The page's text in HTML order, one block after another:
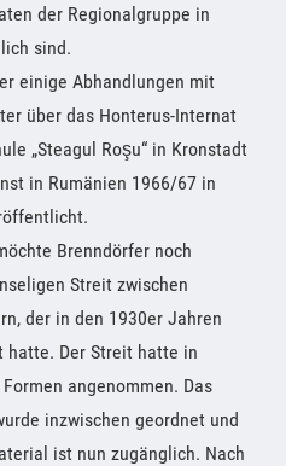
der Regionalgruppe in
sind.
einige Abhandlungen mit
über das Honterus-Internat
„Steagul Roşu“ in Kronstadt
in Rumänien 1966/67 in
Brenndörfer noch
Streit zwischen
der in den 1930er Jahren
hatte. Der Streit hatte in
angenommen. Das
inzwischen geordnet und
ist nun zugänglich. Nach